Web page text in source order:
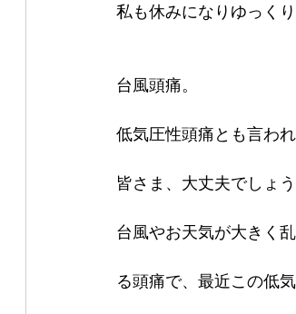
私も休みになりゆっく
台風頭痛。
低気圧性頭痛とも言われ
皆さま、大丈夫でしょ
台風やお天気が大きく
る頭痛で、最近この低